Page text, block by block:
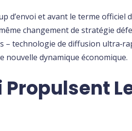
d’envoi et avant le terme officiel
changement de stratégie
technologie de diffusion
nouvelle dynamique économique.